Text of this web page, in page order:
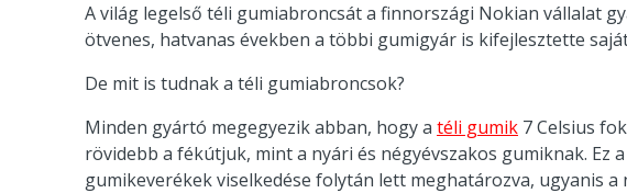
A világ legelső téli gumiabroncsát a finnországi Nokian vállalat
ötvenes, hatvanas években a többi gumigyár is kifejlesztette
De mit is tudnak a téli gumiabroncsok?
Minden gyártó megegyezik abban, hogy a téli gumik 7 Celsius
rövidebb a fékútjuk, mint a nyári és négyévszakos gumiknak. Ez
gumikeverékek viselkedése folytán lett meghatározva, ugyanis